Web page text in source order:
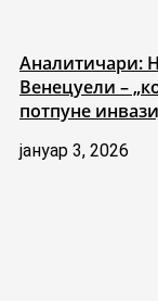
Аналитичари:
Венецуели –
потпуне
јануар 3, 2026